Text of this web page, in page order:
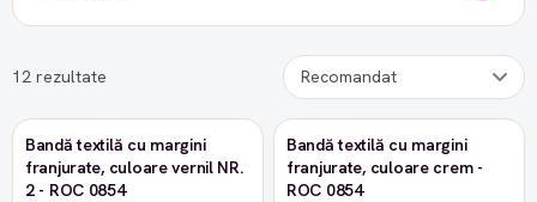
12 rezultate
Bandă textilă cu margini
franjurate, culoare vernil NR.
2 - ROC 0854
Stoc epuizat
Bandă textilă cu margini
franjurate, culoare crem -
ROC 0854